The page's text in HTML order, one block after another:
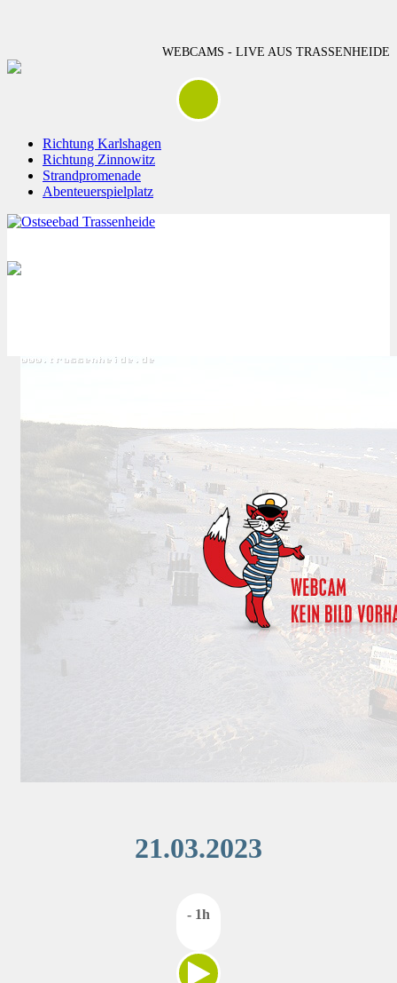
WEBCAMS - LIVE AUS TRASSENHEIDE
Richtung Karlshagen
Richtung Zinnowitz
Strandpromenade
Abenteuerspielplatz
21.03.2023
- 1h